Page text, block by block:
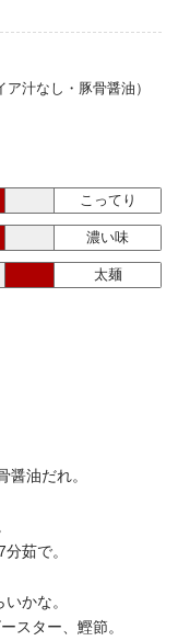
汁なし・豚骨醤油）
こってり
濃い味
太麺
油だれ。
茹で。
かな。
スター、鰹節。